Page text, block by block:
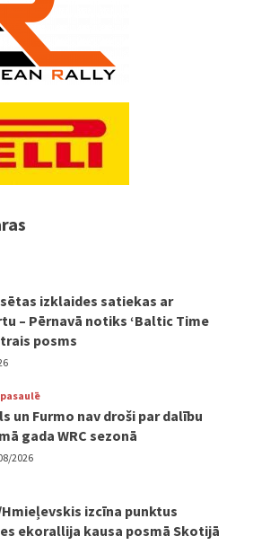
izklaides satiekas ar
– Pērnavā notiks ‘Baltic Time
posms
un Furmo nav droši par dalību
gada WRC sezonā
2026
izcīna punktus
ekorallija kausa posmā Skotijā